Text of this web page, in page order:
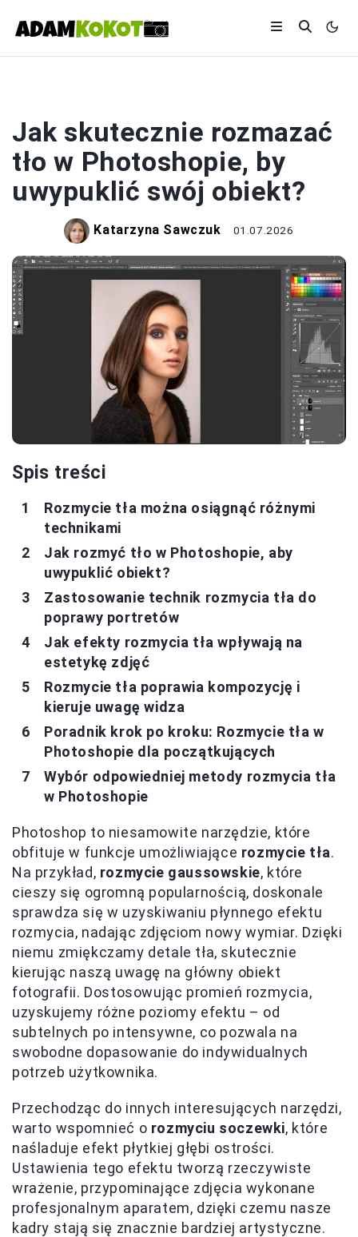
Jak skutecznie rozmazać
tło w Photoshopie, by
uwypuklić swój obiekt?
Katarzyna Sawczuk 01.07.2026
Spis treści
Rozmycie tła można osiągnąć różnymi
technikami
Jak rozmyć tło w Photoshopie, aby
uwypuklić obiekt?
Zastosowanie technik rozmycia tła do
poprawy portretów
Jak efekty rozmycia tła wpływają na
estetykę zdjęć
Rozmycie tła poprawia kompozycję i
kieruje uwagę widza
Poradnik krok po kroku: Rozmycie tła w
Photoshopie dla początkujących
Wybór odpowiedniej metody rozmycia tła
w Photoshopie
Photoshop to niesamowite narzędzie, które
obfituje w funkcje umożliwiające rozmycie tła.
Na przykład, rozmycie gaussowskie, które
cieszy się ogromną popularnością, doskonale
sprawdza się w uzyskiwaniu płynnego efektu
rozmycia, nadając zdjęciom nowy wymiar. Dzięki
niemu zmiękczamy detale tła, skutecznie
kierując naszą uwagę na główny obiekt
fotografii. Dostosowując promień rozmycia,
uzyskujemy różne poziomy efektu – od
subtelnych po intensywne, co pozwala na
swobodne dopasowanie do indywidualnych
potrzeb użytkownika.
Przechodząc do innych interesujących narzędzi,
warto wspomnieć o rozmyciu soczewki, które
naśladuje efekt płytkiej głębi ostrości.
Ustawienia tego efektu tworzą rzeczywiste
wrażenie, przypominające zdjęcia wykonane
profesjonalnym aparatem, dzięki czemu nasze
kadry stają się znacznie bardziej artystyczne.